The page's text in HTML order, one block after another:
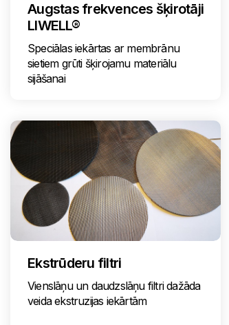
Augstas frekvences šķirotāji
LIWELL®
Speciālas iekārtas ar membrānu
sietiem grūti šķirojamu materiālu
sijāšanai
Ekstrūderu filtri
Vienslāņu un daudzslāņu filtri dažāda
veida ekstruzijas iekārtām